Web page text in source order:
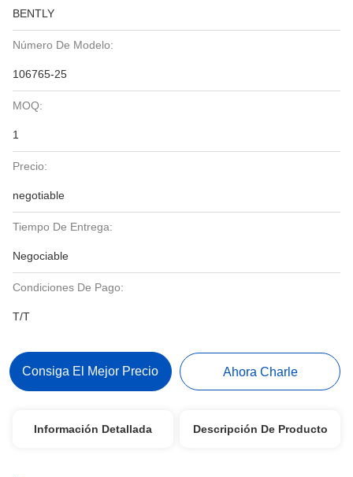
BENTLY
Número De Modelo:
106765-25
MOQ:
1
Precio:
negotiable
Tiempo De Entrega:
Negociable
Condiciones De Pago:
T/T
Consiga El Mejor Precio Ahora Charle
Información Detallada Descripción De Producto